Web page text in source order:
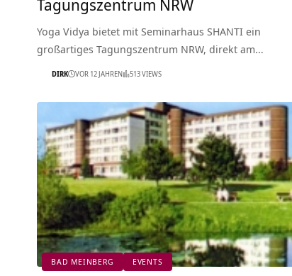
Yoga Vidya bietet mit Seminarhaus SHANTI ein
großartiges Tagungszentrum NRW, direkt am…
DIRK VOR 12 JAHREN 513 VIEWS
BAD MEINBERG EVENTS